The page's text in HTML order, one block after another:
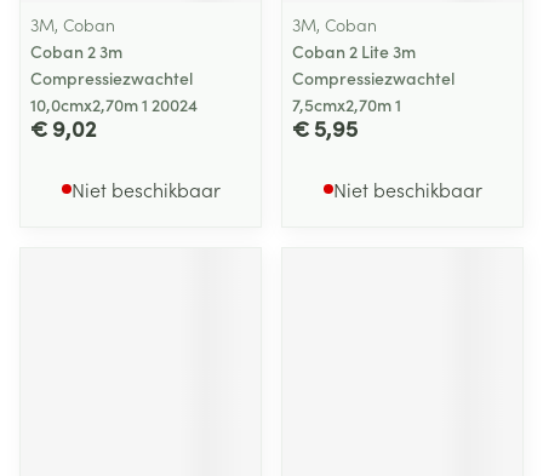
3M, Coban
Coban 2 3m
Compressiezwachtel
10,0cmx2,70m 1 20024
€ 9,02
Niet beschikbaar
3M, Coban
Coban 2 Lite 3m
Compressiezwachtel
7,5cmx2,70m 1
€ 5,95
Niet beschikbaar